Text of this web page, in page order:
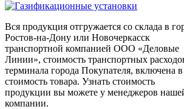
Вся продукция отгружается со склада в
Ростов-на-Дону или Новочеркасск
транспортной компанией ООО «Деловые
Линии», стоимость транспортных
терминала города Покупателя, включена в
стоимость товара. Узнать стоимость
продукции вы можете у менеджеров
компании.